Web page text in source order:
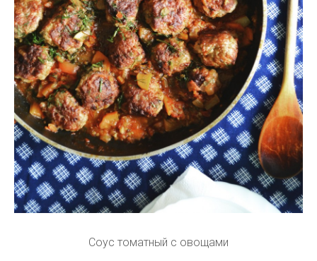
Соус томатный с овощами